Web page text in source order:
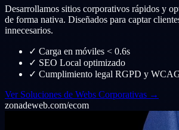
Desarrollamos sitios corporativos rápidos y
de forma nativa. Diseñados para captar
innecesarios.
✓ Carga en móviles < 0.6s
✓ SEO Local optimizado
✓ Cumplimiento legal RGPD y
Ver Soluciones de Webs Corporativas →
zonadeweb.com/ecom